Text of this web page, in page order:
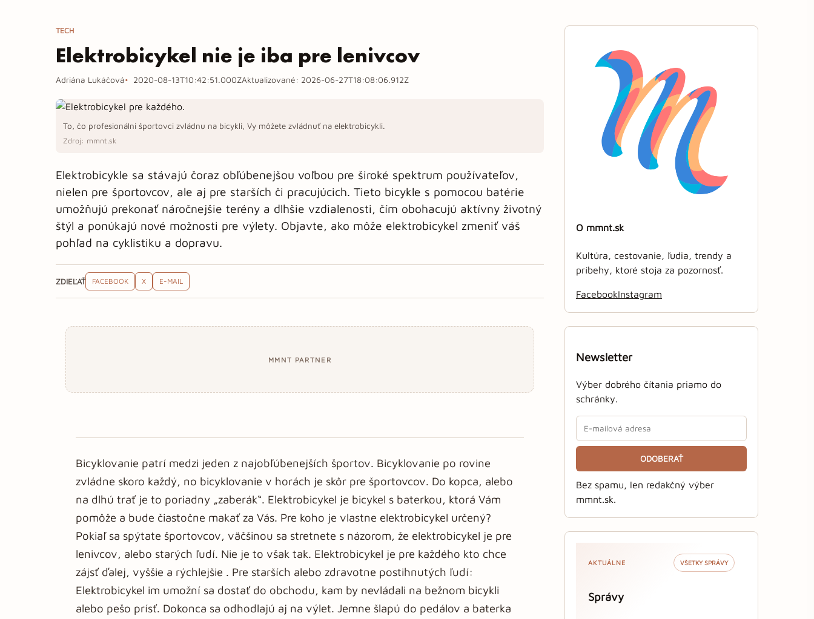
TECH
Elektrobicykel nie je iba pre lenivcov
Adriána Lukáčová 2020-08-13T10:42:51.000ZAktualizované: 2026-06-27T18:08:06.912Z
To, čo profesionálni športovci zvládnu na bicykli, Vy môžete zvládnuť na elektrobicykli.
Zdroj: mmnt.sk
Elektrobicykle sa stávajú čoraz obľúbenejšou voľbou pre široké spektrum používateľov,
nielen pre športovcov, ale aj pre starších či pracujúcich. Tieto bicykle s pomocou batérie
umožňujú prekonať náročnejšie terény a dlhšie vzdialenosti, čím obohacujú aktívny životný
štýl a ponúkajú nové možnosti pre výlety. Objavte, ako môže elektrobicykel zmeniť váš
pohľad na cyklistiku a dopravu.
ZDIEĽAŤ FACEBOOK X E-MAIL
MMNT PARTNER
Bicyklovanie patrí medzi jeden z najobľúbenejších športov. Bicyklovanie po rovine
zvládne skoro každý, no bicyklovanie v horách je skôr pre športovcov. Do kopca, alebo
na dlhú trať je to poriadny „zaberák“. Elektrobicykel je bicykel s baterkou, ktorá Vám
pomôže a bude čiastočne makať za Vás. Pre koho je vlastne elektrobicykel určený?
Pokiaľ sa spýtate športovcov, väčšinou sa stretnete s názorom, že elektrobicykel je pre
lenivcov, alebo starých ľudí. Nie je to však tak. Elektrobicykel je pre každého kto chce
zájsť ďalej, vyššie a rýchlejšie . Pre starších alebo zdravotne postihnutých ľudí:
Elektrobicykel im umožní sa dostať do obchodu, kam by nevládali na bežnom bicykli
alebo pešo prísť. Dokonca sa odhodlajú aj na výlet. Jemne šlapú do pedálov a baterka
O mmnt.sk
Kultúra, cestovanie, ľudia, trendy a
príbehy, ktoré stoja za pozornosť.
FacebookInstagram
Newsletter
Výber dobrého čítania priamo do
schránky.
ODOBERAŤ
Bez spamu, len redakčný výber
mmnt.sk.
AKTUÁLNE VŠETKY SPRÁVY
Správy